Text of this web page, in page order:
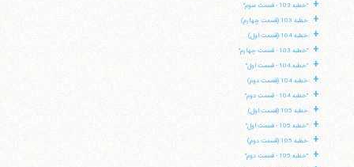
+ "خطبه 103 - قسمت سوم"
+ خطبه 103 (قسمت چهارم)
+ خطبه 104 (قسمت اول)
+ "خطبه 103 - قسمت چهارم"
+ "خطبه 104 - قسمت اول"
+ خطبه 104 (قسمت دوم)
+ "خطبه 104 - قسمت دوم"
+ خطبه 105 (قسمت اول)
+ "خطبه 105 - قسمت اول"
+ خطبه 105 (قسمت دوم)
+ "خطبه 105 - قسمت دوم"